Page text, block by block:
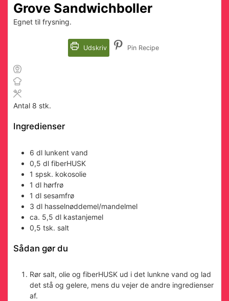
Grove Sandwichboller
Egnet til frysning.
Udskriv Pin Recipe
Antal 8 stk.
Ingredienser
6 dl lunkent vand
0,5 dl fiberHUSK
1 spsk. kokosolie
1 dl hørfrø
1 dl sesamfrø
3 dl hasselnøddemel/mandelmel
ca. 5,5 dl kastanjemel
0,5 tsk. salt
Sådan gør du
Rør salt, olie og fiberHUSK ud i det lunkne vand og lad
det stå og gelere, mens du vejer de andre ingredienser
af.